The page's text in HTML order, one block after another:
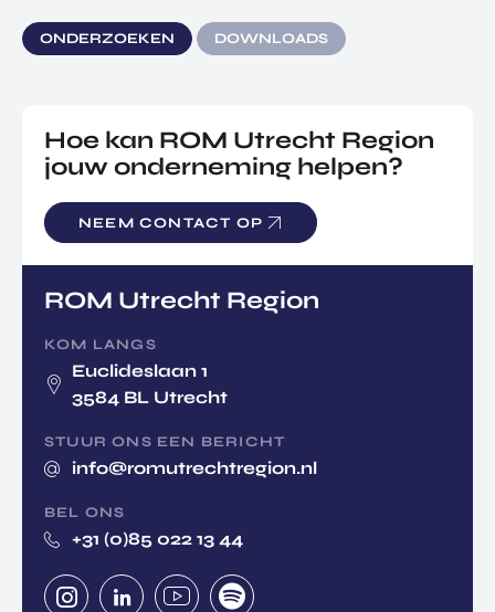
ONDERZOEKEN DOWNLOADS
Hoe kan ROM Utrecht Region
jouw onderneming helpen?
NEEM CONTACT OP
ROM Utrecht Region
KOM LANGS
Euclideslaan 1
3584 BL Utrecht
STUUR ONS EEN BERICHT
info@romutrechtregion.nl
BEL ONS
+31 (0)85 022 13 44